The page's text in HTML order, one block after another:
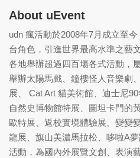
About uEvent
udn 瘋活動於2008年7月成立至
台角色，引進世界最高水準之藝
各地舉辦超過四百場各式活動，
舉辦太陽馬戲、鐘樓怪人音樂劇
展、 Cat Art 貓美術館、迪士尼
自然史博物館特展、圖坦卡門的
歐特展、返校實境體驗展、變變
龍展、旗山美濃馬拉松、哆啦A
活動，為國內外展覽文創、表演